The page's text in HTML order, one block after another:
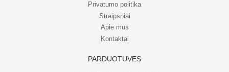
Privatumo politika
Straipsniai
Apie mus
Kontaktai
PARDUOTUVĖS